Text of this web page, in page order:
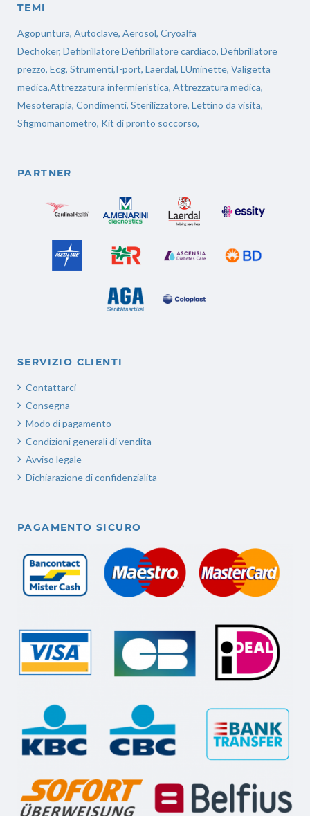
TEMI
Agopuntura, Autoclave, Aerosol, Cryoalfa
Dechoker, Defibrillatore Defibrillatore cardiaco, Defibrillatore
prezzo, Ecg, Strumenti,I-port, Laerdal, LUminette, Valigetta
medica,Attrezzatura infermieristica, Attrezzatura medica,
Mesoterapia, Condimenti, Sterilizzatore, Lettino da visita,
Sfigmomanometro, Kit di pronto soccorso,
PARTNER
SERVIZIO CLIENTI
Contattarci
Consegna
Modo di pagamento
Condizioni generali di vendita
Avviso legale
Dichiarazione di confidenzialita
PAGAMENTO SICURO